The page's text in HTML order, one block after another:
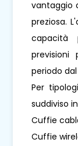
vantaggio
preziosa.
capacità
periodo dal
Per
suddiviso in
Cuffie
Cuffie